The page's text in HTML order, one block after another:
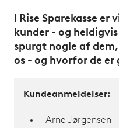
I Rise Sparekasse
kunder - og
spurgt nogle af
os - og hvorfor de er
Kundeanmeldelser:
Arne Jørgensen